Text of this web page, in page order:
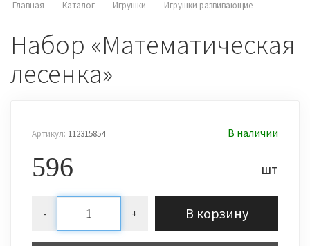
Главная Каталог Игрушки Игрушки развивающие
Набор «Математическая
лесенка»
Артикул: 112315854 В наличии
596 шт
- + В корзину